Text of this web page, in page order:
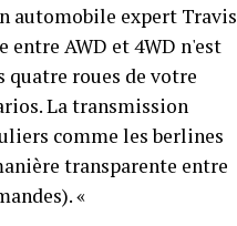
automobile expert Travis
entre AWD et 4WD n'est
quatre roues de votre
La transmission
comme les berlines
transparente entre
«